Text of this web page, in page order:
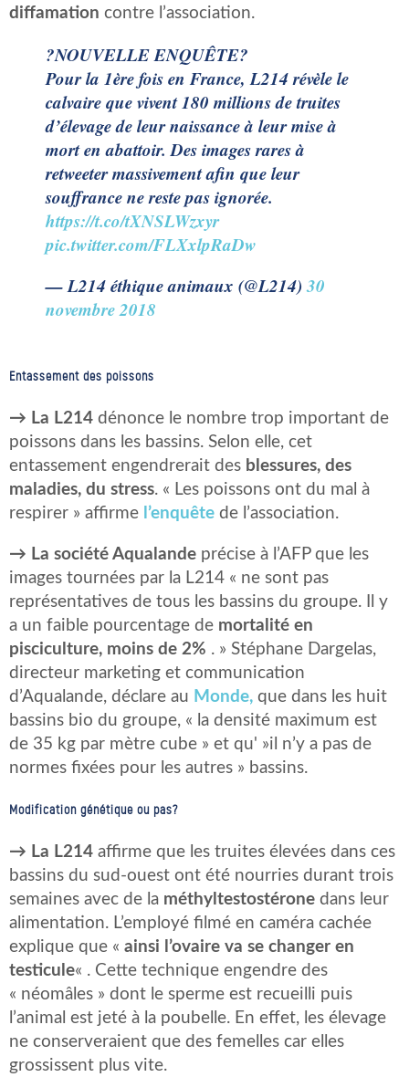
diffamation contre l’association.
?NOUVELLE ENQUÊTE?
Pour la 1ère fois en France, L214 révèle le
calvaire que vivent 180 millions de truites
d’élevage de leur naissance à leur mise à
mort en abattoir. Des images rares à
retweeter massivement afin que leur
souffrance ne reste pas ignorée.
https://t.co/tXNSLWzxyr
pic.twitter.com/FLXxlpRaDw
— L214 éthique animaux (@L214)30
novembre 2018
Entassement des poissons
→ La L214 dénonce le nombre trop important de
poissons dans les bassins. Selon elle, cet
entassement engendrerait des blessures, des
maladies, du stress. « Les poissons ont du mal à
respirer » affirme l’enquête de l’association.
→ La société Aqualande précise à l’AFP que les
images tournées par la L214 « ne sont pas
représentatives de tous les bassins du groupe. Il y
a un faible pourcentage de mortalité en
pisciculture, moins de 2% . » Stéphane Dargelas,
directeur marketing et communication
d’Aqualande, déclare au Monde, que dans les huit
bassins bio du groupe, « la densité maximum est
de 35 kg par mètre cube » et qu' »il n’y a pas de
normes fixées pour les autres » bassins.
Modification génétique ou pas?
→ La L214 affirme que les truites élevées dans ces
bassins du sud-ouest ont été nourries durant trois
semaines avec de la méthyltestostérone dans leur
alimentation. L’employé filmé en caméra cachée
explique que « ainsi l’ovaire va se changer en
testicule« . Cette technique engendre des
« néomâles » dont le sperme est recueilli puis
l’animal est jeté à la poubelle. En effet, les élevage
ne conserveraient que des femelles car elles
grossissent plus vite.